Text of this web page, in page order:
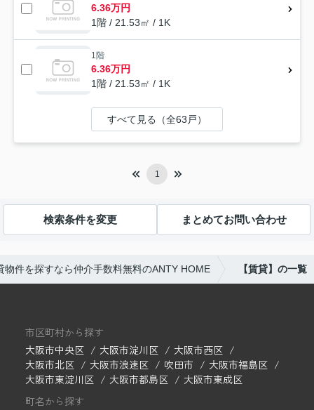
6.36万円
1階 / 21.53㎡ / 1K
1階
6.36万円
1階 / 21.53㎡ / 1K
すべて見る（全63戸）
1
検索条件を変更 まとめてお問い合わせ
物件を探すなら仲介手数料無料のANTY HOME 【賃貸】の一覧
市区町村から探す
大阪市中央区
大阪市淀川区
大阪市西区
大阪市北区
大阪市浪速区 吹田市
大阪市福島区
大阪市東淀川区
大阪市都島区
大阪市東成区
町名から探す